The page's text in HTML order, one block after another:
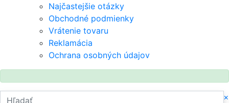
Najčastejšie otázky
Obchodné podmienky
Vrátenie tovaru
Reklamácia
Ochrana osobných údajov
×